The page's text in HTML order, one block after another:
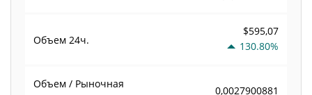
Объем 24ч.
$595,07
130.80%
Объем / Рыночная
0,0027900881